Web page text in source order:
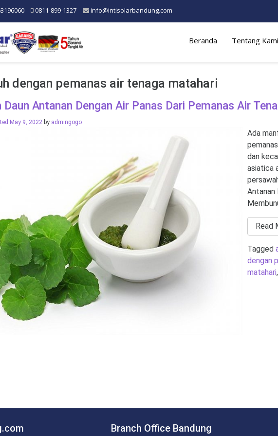
0811-899-1327 info@intisolarbandung.com
Beranda Tentang Kami
dengan pemanas air tenaga matahari
Daun Antanan Dengan Air Panas Dari Pemanas Air
May 9, 2022 by admingogo
Ada
dan
asiatica
Antanan
Read
Tagged
dengan
matahari,
Branch Office Bandung